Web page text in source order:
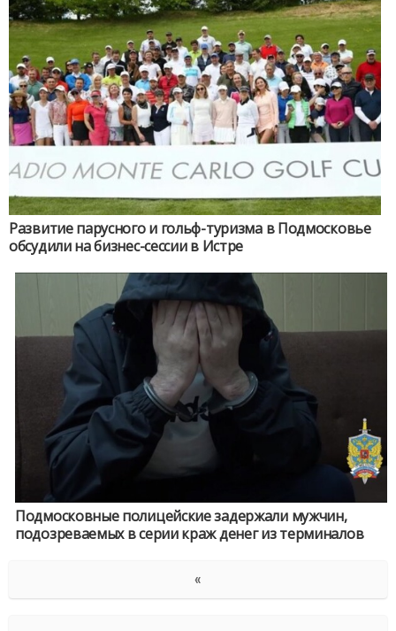
Развитие парусного и гольф-туризма в Подмосковье
обсудили на бизнес-сессии в Истре
Подмосковные полицейские задержали мужчин,
подозреваемых в серии краж денег из терминалов
«